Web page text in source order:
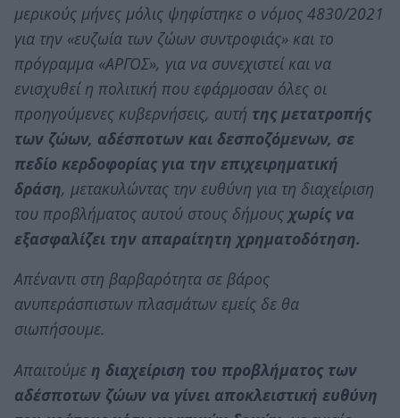
μερικούς μήνες μόλις ψηφίστηκε ο νόμος 4830/2021
για την «ευζωία των ζώων συντροφιάς» και το
πρόγραμμα «ΑΡΓΟΣ», για να συνεχιστεί και να
ενισχυθεί η πολιτική που εφάρμοσαν όλες οι
προηγούμενες κυβερνήσεις, αυτή της μετατροπής
των ζώων, αδέσποτων και δεσποζόμενων, σε
πεδίο κερδοφορίας για την επιχειρηματική
δράση, μετακυλώντας την ευθύνη για τη διαχείριση
του προβλήματος αυτού στους δήμους χωρίς να
εξασφαλίζει την απαραίτητη χρηματοδότηση.
Απέναντι στη βαρβαρότητα σε βάρος
ανυπεράσπιστων πλασμάτων εμείς δε θα
σιωπήσουμε.
Απαιτούμε η διαχείριση του προβλήματος των
αδέσποτων ζώων να γίνει αποκλειστική ευθύνη